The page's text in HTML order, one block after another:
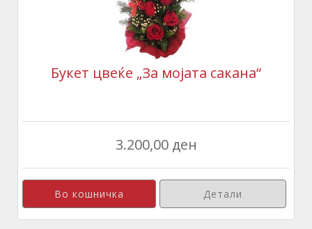
Букет цвеќе „За мојата сакана“
3.200,00 ден
Детали